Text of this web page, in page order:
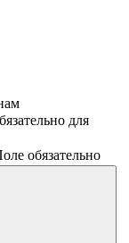
для
обязательно